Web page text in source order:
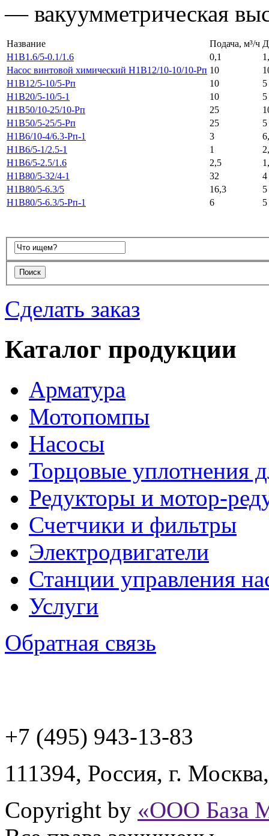
— вакуумметрическая
Название Подача, м³/ч
Н1В1.6/5-0.1/1.6
0,1
Насос винтовой химический Н1В12/10-10/10-Рп 10
Н1В12/5-10/5-Рп
10
5
Н1В20/5-10/5-1
10
5
Н1В50/10-25/10-Рп
25
Н1В50/5-25/5-Рп
25
5
Н1В6/10-4/6.3-Рп-1
3
Н1В6/5-1/2.5-1
1
Н1В6/5-2.5/1.6
2,5
Н1В80/5-32/4-1
32
4
Н1В80/5-6.3/5
16,3
5
Н1В80/5-6.3/5-Рп-1
6 5
Сделать заказ
Каталог продукции
Арматура
Мотопомпы
Насосы
Торцовые уплотнения
Редукторы и мотор-
Счетчики и фильтры
Электродвигатели
Станции управления
Услуги
Обратная связь
+7 (495) 943-13-83
111394, Россия, г. Москва
Copyright by «ООО База